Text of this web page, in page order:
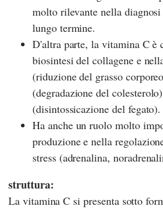
molto rilevante nella
lungo termine.
D'altra parte, la vitamina C è
biosintesi del collagene e
(riduzione del grasso
(degradazione del
(disintossicazione del
Ha anche un ruolo molto
produzione e nella
stress (adrenalina,
struttura:
La vitamina C si presenta sotto